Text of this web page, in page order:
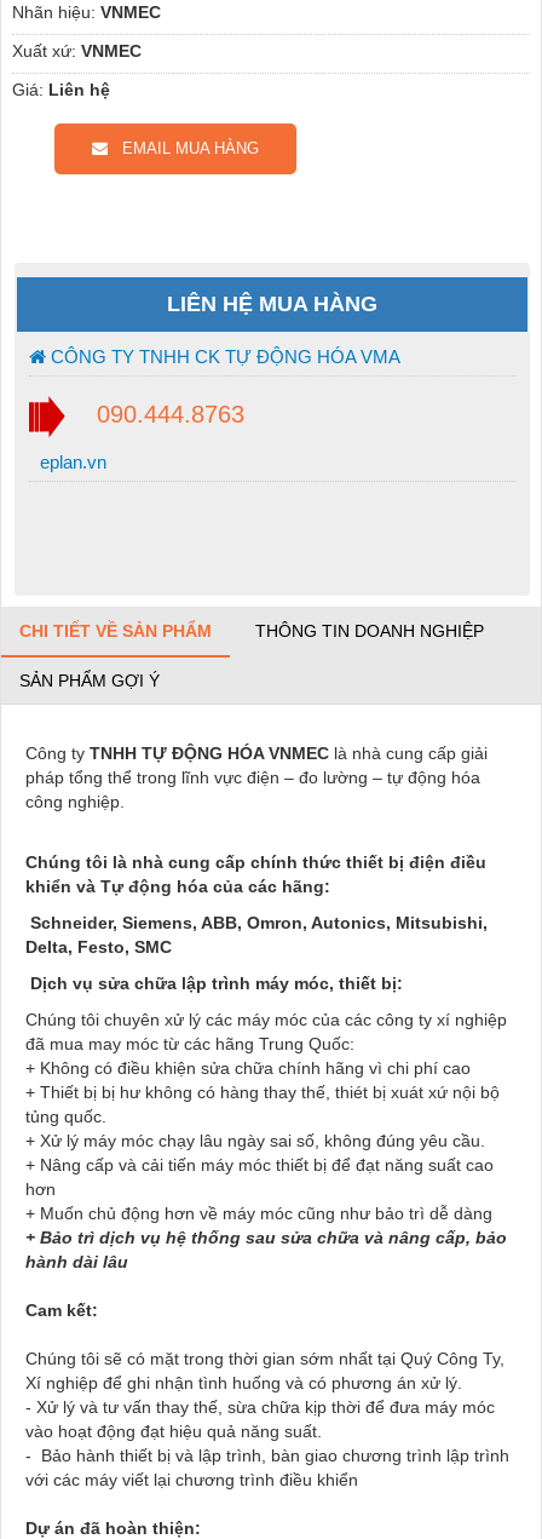
Nhãn hiệu: VNMEC
Xuất xứ: VNMEC
Giá: Liên hệ
EMAIL MUA HÀNG
LIÊN HỆ MUA HÀNG
CÔNG TY TNHH CK TỰ ĐỘNG HÓA VMA
090.444.8763
eplan.vn
CHI TIẾT VỀ SẢN PHẨM THÔNG TIN DOANH NGHIỆP
SẢN PHẨM GỢI Ý
Công ty TNHH TỰ ĐỘNG HÓA VNMEC là nhà cung cấp giải
pháp tổng thể trong lĩnh vực điện – đo lường – tự động hóa
công nghiệp.
Chúng tôi là nhà cung cấp chính thức thiết bị điện điều
khiển và Tự động hóa của các hãng:
Schneider, Siemens, ABB, Omron, Autonics, Mitsubishi,
Delta, Festo, SMC
Dịch vụ sửa chữa lập trình máy móc, thiết bị:
Chúng tôi chuyên xử lý các máy móc của các công ty xí nghiệp
đã mua may móc từ các hãng Trung Quốc:
+ Không có điều khiện sửa chữa chính hãng vì chi phí cao
+ Thiết bị bị hư không có hàng thay thế, thiét bị xuát xứ nội bộ
tủng quốc.
+ Xử lý máy móc chạy lâu ngày sai số, không đúng yêu cầu.
+ Nâng cấp và cải tiến máy móc thiết bị để đạt năng suất cao
hơn
+ Muốn chủ động hơn về máy móc cũng như bảo trì dễ dàng
+ Bảo trì dịch vụ hệ thống sau sửa chữa và nâng cấp, bảo
hành dài lâu
Cam kết:
Chúng tôi sẽ có mặt trong thời gian sớm nhất tại Quý Công Ty,
Xí nghiệp để ghi nhận tình huống và có phương án xử lý.
- Xử lý và tư vấn thay thế, sừa chữa kịp thời để đưa máy móc
vào hoạt động đạt hiệu quả năng suất.
- Bảo hành thiết bị và lập trình, bàn giao chương trình lập trình
với các máy viết lại chương trình điều khiển
Dự án đã hoàn thiện: